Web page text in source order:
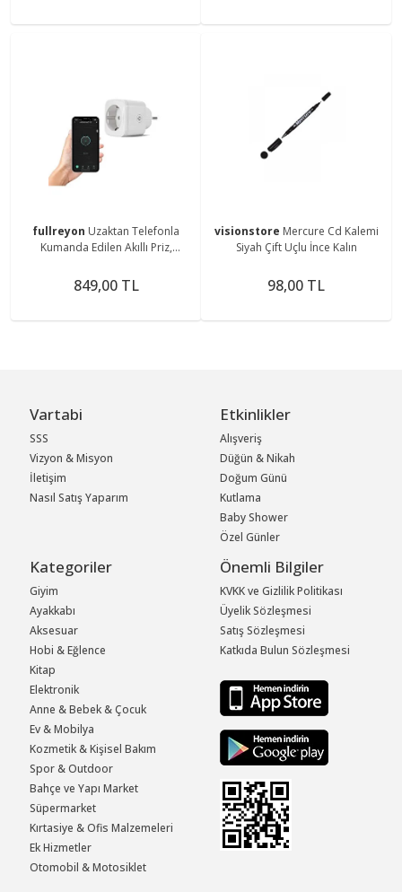
fullreyon Uzaktan Telefonla
Kumanda Edilen Akıllı Priz,
Vesvese Giderici Wifi Priz
849,00 TL
visionstore Mercure Cd Kalemi
Siyah Çift Uçlu İnce Kalın
98,00 TL
Vartabi
SSS
Vizyon & Misyon
İletişim
Nasıl Satış Yaparım
Etkinlikler
Alışveriş
Düğün & Nikah
Doğum Günü
Kutlama
Baby Shower
Özel Günler
Kategoriler
Giyim
Ayakkabı
Aksesuar
Hobi & Eğlence
Kitap
Elektronik
Anne & Bebek & Çocuk
Ev & Mobilya
Kozmetik & Kişisel Bakım
Spor & Outdoor
Bahçe ve Yapı Market
Süpermarket
Kırtasiye & Ofis Malzemeleri
Ek Hizmetler
Otomobil & Motosiklet
Önemli Bilgiler
KVKK ve Gizlilik Politikası
Üyelik Sözleşmesi
Satış Sözleşmesi
Katkıda Bulun Sözleşmesi